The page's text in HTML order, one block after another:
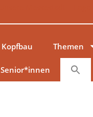
Kopfbau Themen
Senior*innen